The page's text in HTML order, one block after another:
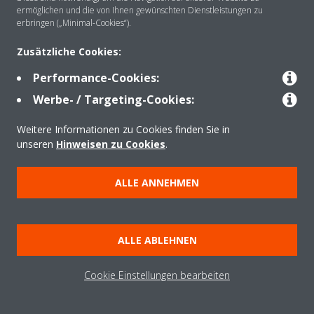
Footer Link
Copyright © Daikin
Legal notice/Imprint
Cookie notice
Data Protection Policy
Datenschutzrichtlinie
Unternehmensethik
ermöglichen und die von Ihnen gewünschten Dienstleistungen zu
erbringen („Minimal-Cookies“).
Zusätzliche Cookies:
Performance-Cookies:
Werbe- / Targeting-Cookies:
Weitere Informationen zu Cookies finden Sie in
unseren Hinweisen zu Cookies.
ALLE ANNEHMEN
ALLE ABLEHNEN
Cookie Einstellungen bearbeiten